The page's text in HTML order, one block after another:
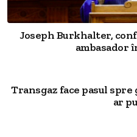
Joseph Burkhalter,
ambasador
Transgaz face pasul
ar